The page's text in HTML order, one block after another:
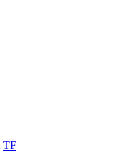
TF